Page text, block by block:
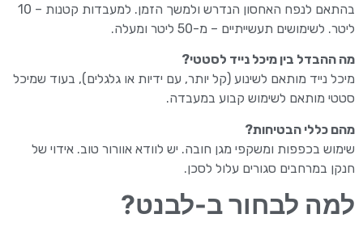
בהתאם לנפח האחסון הנדרש ולמשך הזמן. למעבדות קטנות – 10
ליטר. לשימושים תעשייתיים – מ-50 ליטר ומעלה.
מה ההבדל בין מיכל נייד לסטטי?
מיכל נייד מותאם לשינוע (קל יותר, עם ידיות או גלגלים), בעוד שמיכל
סטטי מותאם לשימוש קבוע במעבדה.
מהם כללי הבטיחות?
שימוש בכפפות ומשקפי מגן חובה. יש לוודא אוורור טוב. אידוי של
חנקן במרחבים סגורים עלול לסכן.
למה לבחור ב-לבנט?